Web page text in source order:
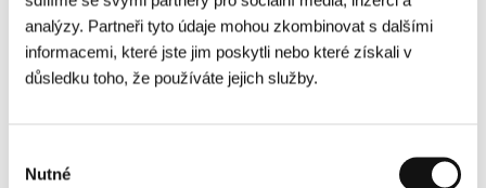
analýzy. Partneři tyto údaje mohou zkombinovat s dalšími
informacemi, které jste jim poskytli nebo které získali v
důsledku toho, že používáte jejich služby.
souhlasu
Nutné